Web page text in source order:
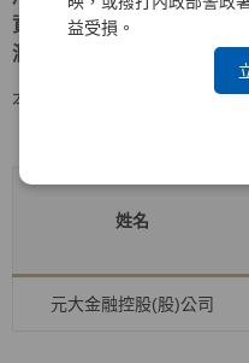
益受損。
資大眾提供最完善、最周全
潤及保障 。
本人持有股份
持股比例占
姓名
元大金融控股(股)公司